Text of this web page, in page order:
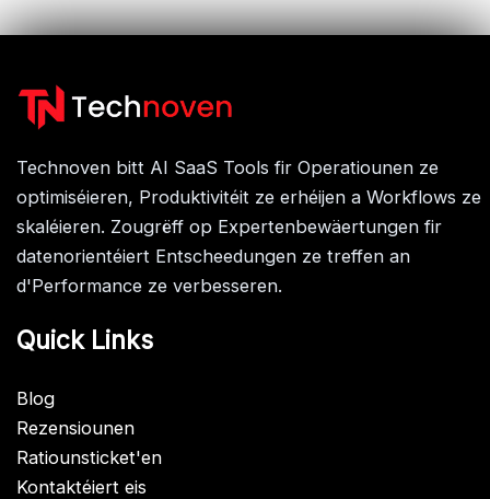
Technoven bitt AI SaaS Tools fir Operatiounen ze
optimiséieren, Produktivitéit ze erhéijen a Workflows ze
skaléieren. Zougrëff op Expertenbewäertungen fir
datenorientéiert Entscheedungen ze treffen an
d'Performance ze verbesseren.
Quick Links
Blog
Rezensiounen
Ratiounsticket'en
Kontaktéiert eis